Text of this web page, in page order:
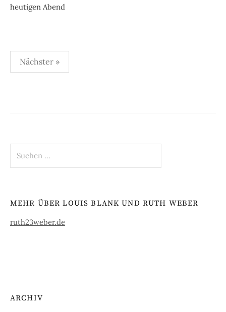
heutigen Abend
Beitragsnavigation
Nächster »
nach:
MEHR ÜBER LOUIS BLANK UND RUTH WEBER
ruth23weber.de
ARCHIV